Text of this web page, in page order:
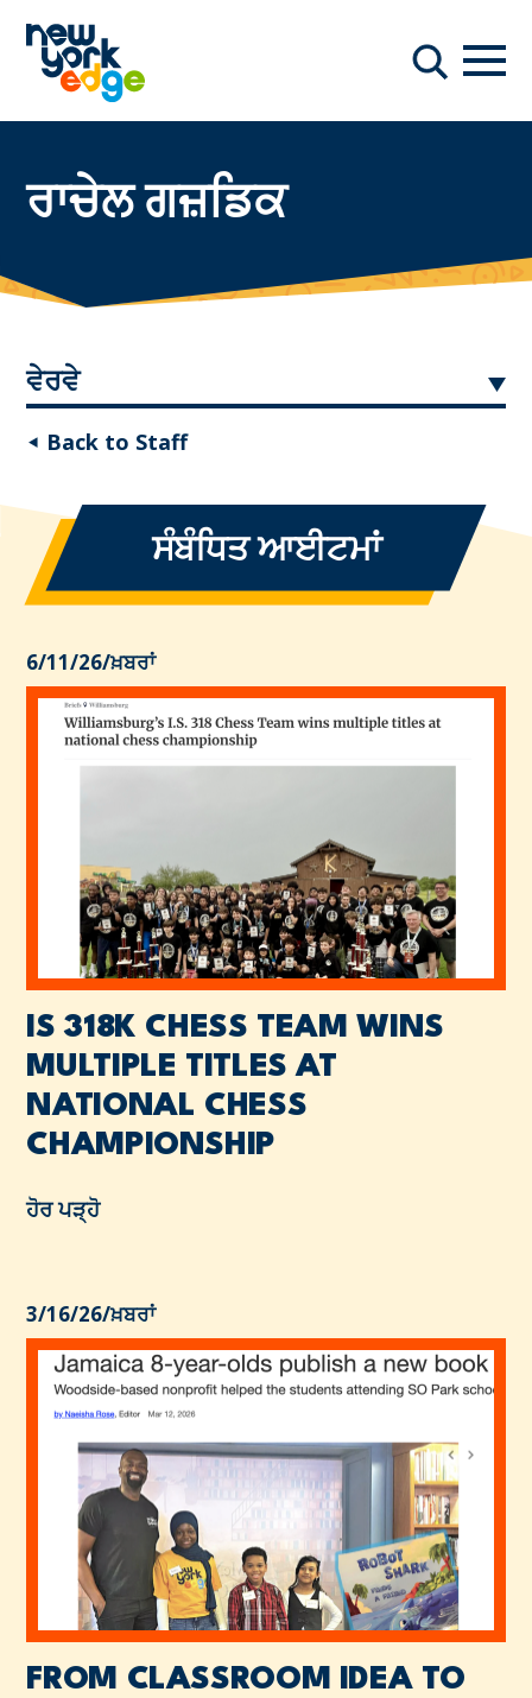
ਖੋਜ
ਰਾਚੇਲ ਗਜ਼ਡਿਕ
ਵੇਰਵੇ
◂ Back to Staff
ਸੰਬੰਧਿਤ ਆਈਟਮਾਂ
6/11/26/ਖ਼ਬਰਾਂ
IS 318K CHESS TEAM WINS
MULTIPLE TITLES AT
NATIONAL CHESS
CHAMPIONSHIP
ਹੋਰ ਪੜ੍ਹੋ
3/16/26/ਖ਼ਬਰਾਂ
FROM CLASSROOM IDEA TO